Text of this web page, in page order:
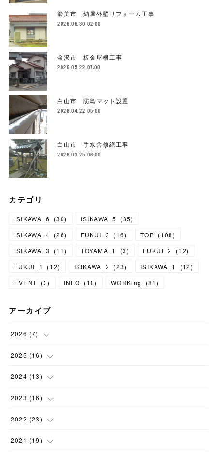
能美市 納屋外壁リフォーム工事
2026.06.30 02:00
金沢市 板金屋根工事
2026.05.22 07:00
白山市 防鳥マット設置
2026.04.22 05:00
白山市 手水舎修繕工事
2026.03.25 06:00
カテゴリ
ISIKAWA_6 (30) ISIKAWA_5 (35)
ISIKAWA_4 (26) FUKUI_3 (16) TOP (108)
ISIKAWA_3
(11) TOYAMA_1 (3) FUKUI_2 (12)
FUKUI_1
(12) ISIKAWA_2 (23) ISIKAWA_1 (12)
EVENT (3) INFO (10) WORKing (81 )
アーカイブ
2026 (7)
(1)
(1)
(1)
(1 )
2025 (16)
(1)
(1)
(2)
( 2 )
2024 (13)
(1)
(1)
(1)
2023 (16)
(1)
(1)
2022 (23)
(2)
2021 (19)